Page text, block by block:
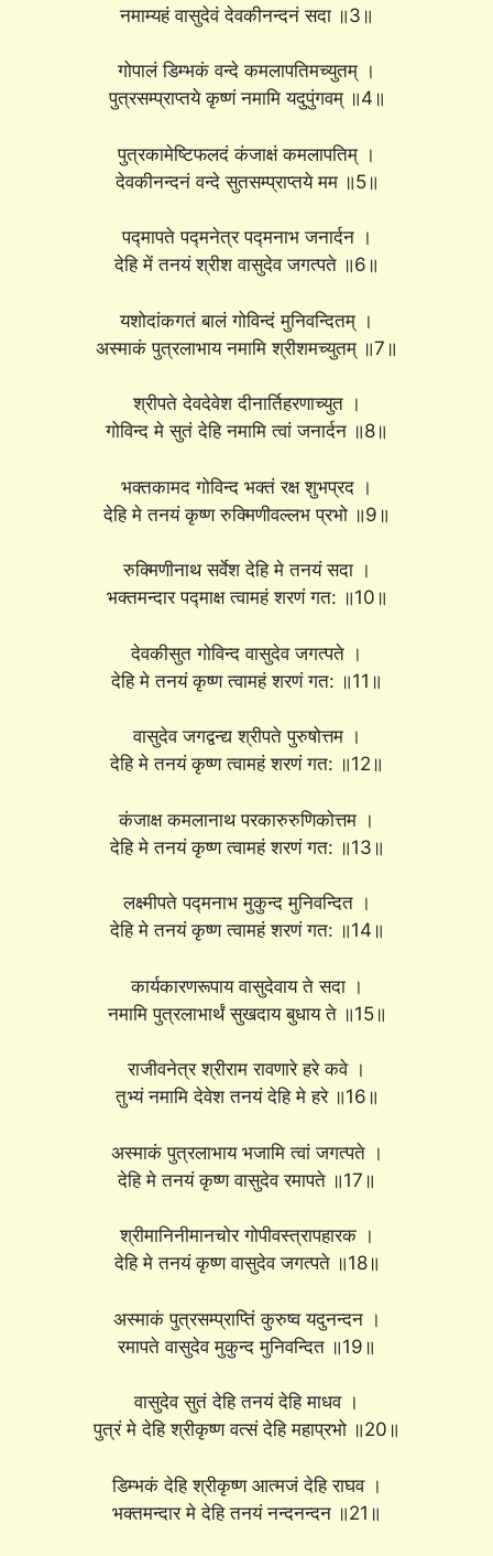
नमाम्यहं वासुदेवं देवकीनन्दनं सदा ॥3॥
गोपालं डिम्भकं वन्दे कमलापतिमच्युतम् ।
पुत्रसम्प्राप्तये कृष्णं नमामि यदुपुंगवम् ॥4॥
पुत्रकामेष्टिफलदं कंजाक्षं कमलापतिम् ।
देवकीनन्दनं वन्दे सुतसम्प्राप्तये मम ॥5॥
पद्मापते पद्मनेत्र पद्मनाभ जनार्दन ।
देहि में तनयं श्रीश वासुदेव जगत्पते ॥6॥
यशोदांकगतं बालं गोविन्दं मुनिवन्दितम् ।
अस्माकं पुत्रलाभाय नमामि श्रीशमच्युतम् ॥7॥
श्रीपते देवदेवेश दीनार्तिहरणाच्युत ।
गोविन्द मे सुतं देहि नमामि त्वां जनार्दन ॥8॥
भक्तकामद गोविन्द भक्तं रक्ष शुभप्रद ।
देहि मे तनयं कृष्ण रुक्मिणीवल्लभ प्रभो ॥9॥
रुक्मिणीनाथ सर्वेश देहि मे तनयं सदा ।
भक्तमन्दार पद्माक्ष त्वामहं शरणं गत: ॥10॥
देवकीसुत गोविन्द वासुदेव जगत्पते ।
देहि मे तनयं कृष्ण त्वामहं शरणं गत: ॥11॥
वासुदेव जगद्वन्द्य श्रीपते पुरुषोत्तम ।
देहि मे तनयं कृष्ण त्वामहं शरणं गत: ॥12॥
कंजाक्ष कमलानाथ परकारुरुणिकोत्तम ।
देहि मे तनयं कृष्ण त्वामहं शरणं गत: ॥13॥
लक्ष्मीपते पद्मनाभ मुकुन्द मुनिवन्दित ।
देहि मे तनयं कृष्ण त्वामहं शरणं गत: ॥14॥
कार्यकारणरूपाय वासुदेवाय ते सदा ।
नमामि पुत्रलाभार्थं सुखदाय बुधाय ते ॥15॥
राजीवनेत्र श्रीराम रावणारे हरे कवे ।
तुभ्यं नमामि देवेश तनयं देहि मे हरे ॥16॥
अस्माकं पुत्रलाभाय भजामि त्वां जगत्पते ।
देहि मे तनयं कृष्ण वासुदेव रमापते ॥17॥
श्रीमानिनीमानचोर गोपीवस्त्रापहारक ।
देहि मे तनयं कृष्ण वासुदेव जगत्पते ॥18॥
अस्माकं पुत्रसम्प्राप्तिं कुरुष्व यदुनन्दन ।
रमापते वासुदेव मुकुन्द मुनिवन्दित ॥19॥
वासुदेव सुतं देहि तनयं देहि माधव ।
पुत्रं मे देहि श्रीकृष्ण वत्सं देहि महाप्रभो ॥20॥
डिम्भकं देहि श्रीकृष्ण आत्मजं देहि राघव ।
भक्तमन्दार मे देहि तनयं नन्दनन्दन ॥21॥